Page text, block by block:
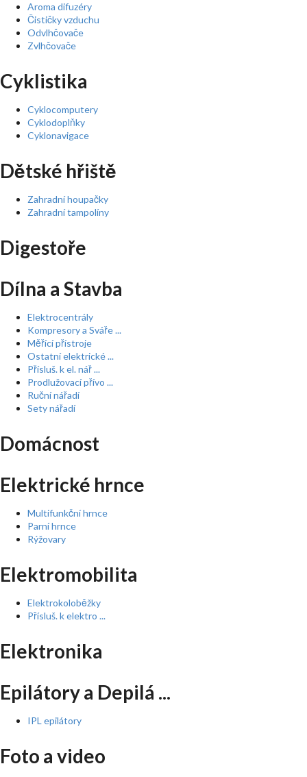
Aroma difuzéry
Čističky vzduchu
Odvlhčovače
Zvlhčovače
Cyklistika
Cyklocomputery
Cyklodoplňky
Cyklonavigace
Dětské hřiště
Zahradní houpačky
Zahradní tampolíny
Digestoře
Dílna a Stavba
Elektrocentrály
Kompresory a Sváře ...
Měřící přístroje
Ostatní elektrické ...
Přísluš. k el. nář ...
Prodlužovací přívo ...
Ruční nářadí
Sety nářadí
Domácnost
Elektrické hrnce
Multifunkční hrnce
Parní hrnce
Rýžovary
Elektromobilita
Elektrokoloběžky
Přísluš. k elektro ...
Elektronika
Epilátory a Depilá ...
IPL epilátory
Foto a video